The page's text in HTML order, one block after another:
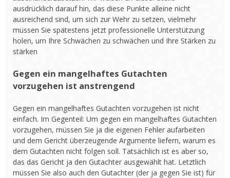
ausdrücklich darauf hin, das diese Punkte alleine nicht
ausreichend sind, um sich zur Wehr zu setzen, vielmehr
müssen Sie spätestens jetzt professionelle Unterstützung
holen, um Ihre Schwächen zu schwächen und Ihre Stärken zu
stärken
Gegen ein mangelhaftes Gutachten
vorzugehen ist anstrengend
Gegen ein mangelhaftes Gutachten vorzugehen ist nicht
einfach. Im Gegenteil: Um gegen ein mangelhaftes Gutachten
vorzugehen, müssen Sie ja die eigenen Fehler aufarbeiten
und dem Gericht überzeugende Argumente liefern, warum es
dem Gutachten nicht folgen soll. Tatsächlich ist es aber so,
das das Gericht ja den Gutachter ausgewählt hat. Letztlich
müssen Sie also auch den Gutachter (der ja gegen Sie ist) für